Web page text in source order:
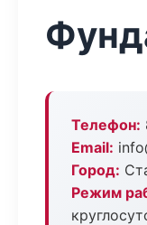
Телефон:
Email:
Город:
Режим